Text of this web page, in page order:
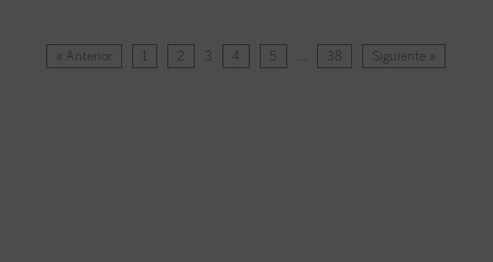
« Anterior 1 2 3 4 5 … 38 Siguiente »